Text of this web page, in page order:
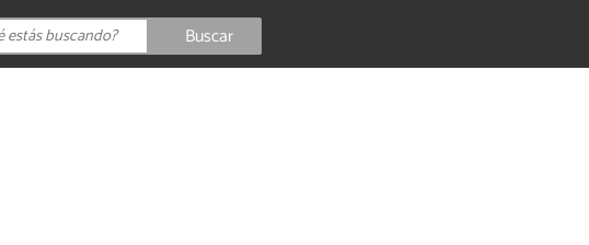
Buscar